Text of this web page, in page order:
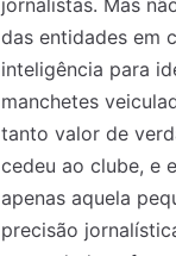
das entidades em
inteligência para
manchetes
tanto valor de
cedeu ao clube, e
apenas aquela
precisão